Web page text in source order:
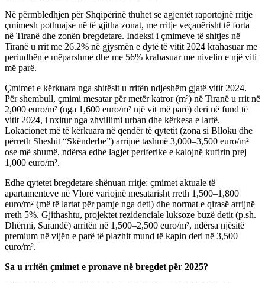
Në përmbledhjen për Shqipërinë thuhet se agjentët raportojnë rritje
çmimesh pothuajse në të gjitha zonat, me rritje veçanërisht të forta
në Tiranë dhe zonën bregdetare. Indeksi i çmimeve të shitjes në
Tiranë u rrit me 26.2% në gjysmën e dytë të vitit 2024 krahasuar me
periudhën e mëparshme dhe me 56% krahasuar me nivelin e një viti
më parë.
Çmimet e kërkuara nga shitësit u rritën ndjeshëm gjatë vitit 2024.
Për shembull, çmimi mesatar për metër katror (m²) në Tiranë u rrit në
2,000 euro/m² (nga 1,600 euro/m² një vit më parë) deri në fund të
vitit 2024, i nxitur nga zhvillimi urban dhe kërkesa e lartë.
Lokacionet më të kërkuara në qendër të qytetit (zona si Blloku dhe
përreth Sheshit “Skënderbe”) arrijnë tashmë 3,000–3,500 euro/m²
ose më shumë, ndërsa edhe lagjet periferike e kalojnë kufirin prej
1,000 euro/m².
Edhe qytetet bregdetare shënuan rritje: çmimet aktuale të
apartamenteve në Vlorë variojnë mesatarisht rreth 1,500–1,800
euro/m² (më të lartat për pamje nga deti) dhe normat e qirasë arrijnë
rreth 5%. Gjithashtu, projektet rezidenciale luksoze buzë detit (p.sh.
Dhërmi, Sarandë) arritën në 1,500–2,500 euro/m², ndërsa njësitë
premium në vijën e parë të plazhit mund të kapin deri në 3,500
euro/m².
Sa u rritën çmimet e pronave në bregdet për 2025?